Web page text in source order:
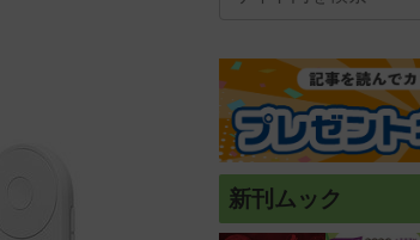
新刊ムック